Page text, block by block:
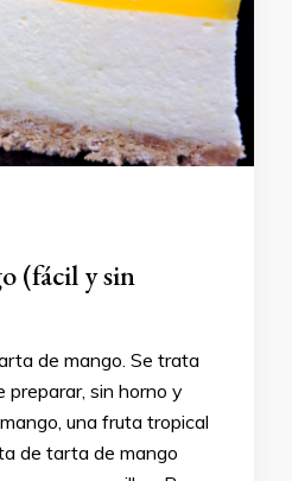
(fácil y sin
de mango. Se trata
preparar, sin horno y
una fruta tropical
de tarta de mango